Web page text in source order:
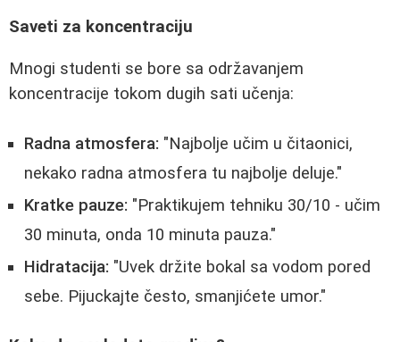
Saveti za koncentraciju
Mnogi studenti se bore sa održavanjem
koncentracije tokom dugih sati učenja:
Radna atmosfera: "Najbolje učim u čitaonici,
nekako radna atmosfera tu najbolje deluje."
Kratke pauze: "Praktikujem tehniku 30/10 - učim
30 minuta, onda 10 minuta pauza."
Hidratacija: "Uvek držite bokal sa vodom pored
sebe. Pijuckajte često, smanjićete umor."